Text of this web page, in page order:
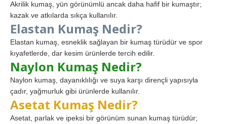
Akrilik kumaş, yün görünümlü ancak daha hafif bir kumaştır;
kazak ve atkılarda sıkça kullanılır.
Elastan Kumaş Nedir?
Elastan kumaş, esneklik sağlayan bir kumaş türüdür ve spor
kıyafetlerde, dar kesim ürünlerde tercih edilir.
Naylon Kumaş Nedir?
Naylon kumaş, dayanıklılığı ve suya karşı dirençli yapısıyla
çadır, yağmurluk gibi ürünlerde kullanılır.
Asetat Kumaş Nedir?
Asetat, parlak ve ipeksi bir görünüm sunan kumaş türüdür;